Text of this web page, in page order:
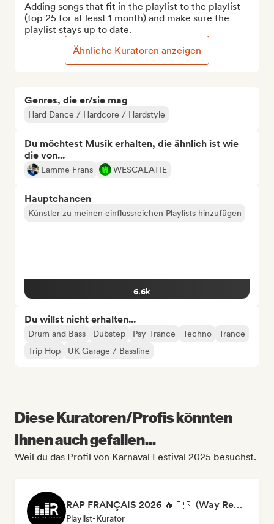
Genres, die er/sie mag
Hard Dance / Hardcore / Hardstyle
Du möchtest Musik erhalten, die ähnlich ist wie
die von...
Lamme Frans WESCALATIE
Hauptchancen
Künstler zu meinen einflussreichen Playlists hinzufügen
6.6k
Du willst nicht erhalten...
Drum and Bass Dubstep Psy-Trance Techno
Trance
Trip Hop
UK Garage / Bassline
Adding songs that fit in the playlist to the playlist
(top 25 for at least 1 month) and make sure the
playlist stays up to date.
Ähnliche Kuratoren anzeigen
Diese Kuratoren/Profis könnten
Ihnen auch gefallen...
Weil du das Profil von Karnaval Festival 2025 besuchst.
RAP FRANÇAIS 2026 🔥🇫🇷 (Way Records)
Playlist-Kurator